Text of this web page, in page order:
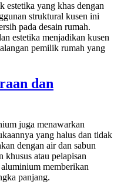
yang khas dengan
struktural kusen ini
pada desain rumah.
estetika menjadikan kusen
pemilik rumah yang
dan
juga menawarkan
yang halus dan tidak
dengan air dan sabun
khusus atau pelapisan
memberikan
panjang.